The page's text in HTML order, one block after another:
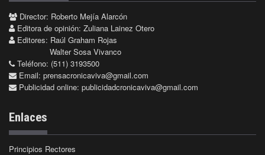
Director: Roberto Mejía Alarcón
Editora de opinión: Zuliana Lainez Otero
Editores: Raúl Graham Rojas
Walter Sosa Vivanco
Teléfono: (511) 3193500
Email: prensacronicaviva@gmail.com
Publicidad online: publicidadcronicaviva@gmail.com
Enlaces
Principios Rectores